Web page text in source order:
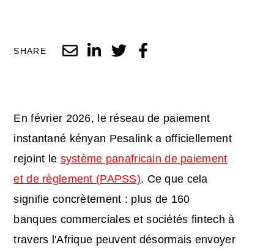
SHARE
En février 2026, le réseau de paiement
instantané kényan Pesalink a officiellement
rejoint le système panafricain de paiement
et de règlement (PAPSS). Ce que cela
signifie concrètement : plus de 160
banques commerciales et sociétés fintech à
travers l'Afrique peuvent désormais envoyer